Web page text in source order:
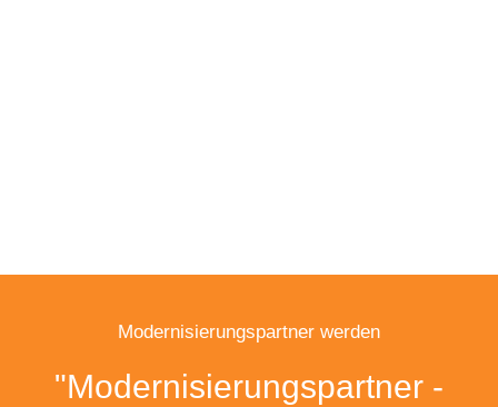
Modernisierungspartner werden
"Modernisierungspartner -